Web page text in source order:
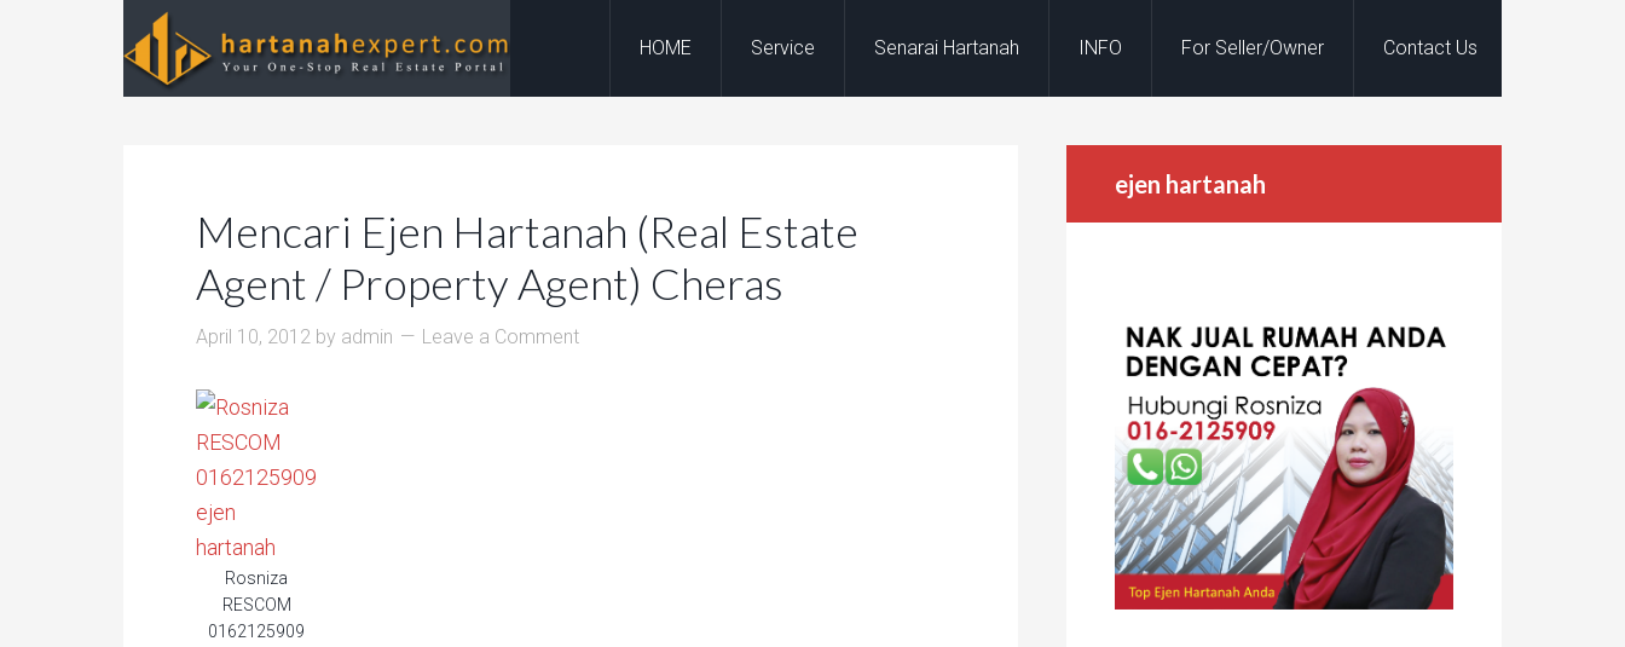
HOME Service Senarai Hartanah INFO For Seller/Owner Contact Us
Mencari Ejen Hartanah (Real Estate
Agent / Property Agent) Cheras
April 10, 2012 by admin Leave a Comment
Rosniza
RESCOM
0162125909
ejen hartanah